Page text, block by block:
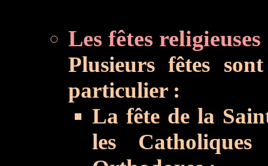
Les fêtes religieuses
Plusieurs fêtes
particulier :
La fête de la
les